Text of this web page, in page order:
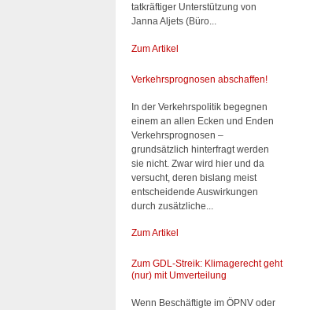
tatkräftiger Unterstützung von
Janna Aljets (Büro...
Zum Artikel
Verkehrsprognosen abschaffen!
In der Verkehrspolitik begegnen
einem an allen Ecken und Enden
Verkehrsprognosen –
grundsätzlich hinterfragt werden
sie nicht. Zwar wird hier und da
versucht, deren bislang meist
entscheidende Auswirkungen
durch zusätzliche...
Zum Artikel
Zum GDL-Streik: Klimagerecht geht
(nur) mit Umverteilung
Wenn Beschäftigte im ÖPNV oder